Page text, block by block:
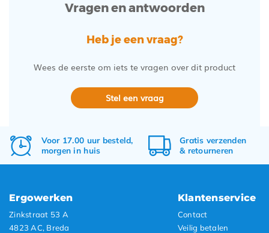
Vragen en antwoorden
Heb je een vraag?
Wees de eerste om iets te vragen over dit product
Stel een vraag
Voor 17.00 uur besteld,
morgen in huis
Gratis verzenden
& retourneren
Ergowerken
Zinkstraat 53 A
4823 AC, Breda
Klantenservice
Contact
Veilig betalen